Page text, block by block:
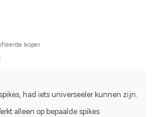
koper
had iets universeeler kunnen zijn.
alleen op bepaalde spikes